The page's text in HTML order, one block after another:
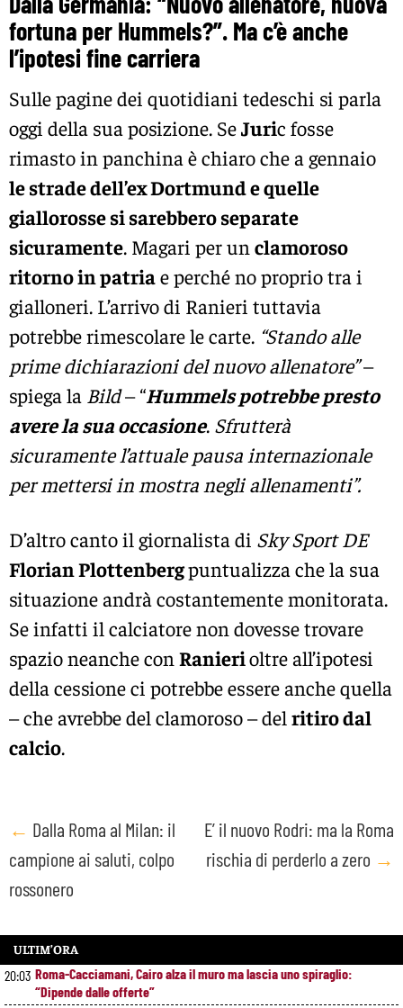
fortuna per Hummels?”. Ma c’è anche
l’ipotesi fine carriera
Sulle pagine dei quotidiani tedeschi si parla
oggi della sua posizione. SeJuric fosse
rimasto in panchina è chiaro che a gennaio
le strade dell’ex Dortmund e quelle
giallorosse si sarebbero separate
sicuramente. Magari per un clamoroso
ritorno in patriae perché no proprio tra i
gialloneri. L’arrivo di Ranieri tuttavia
potrebbe rimescolare le carte. “Stando alle
prime dichiarazioni del nuovo allenatore”–
spiega la Bild– “Hummels potrebbe presto
avere la sua occasione. Sfrutterà
sicuramente l’attuale pausa internazionale
per mettersi in mostra negli allenamenti”.
D’altro canto il giornalista di Sky Sport DE
Florian Plottenbergpuntualizza che la sua
situazione andrà costantemente monitorata.
Se infatti il calciatore non dovesse trovare
spazio neanche con Ranierioltre all’ipotesi
della cessione ci potrebbe essere anche quella
– che avrebbe del clamoroso – del ritiro dal
calcio.
Post
navigation
← Dalla Roma al Milan: il
campione ai saluti, colpo
rossonero
E’ il nuovo Rodri: ma la Roma
rischia di perderlo a zero →
ULTIM’ORA
20:03 Roma-Cacciamani, Cairo alza il muro ma lascia uno spiraglio:
“Dipende dalle offerte”